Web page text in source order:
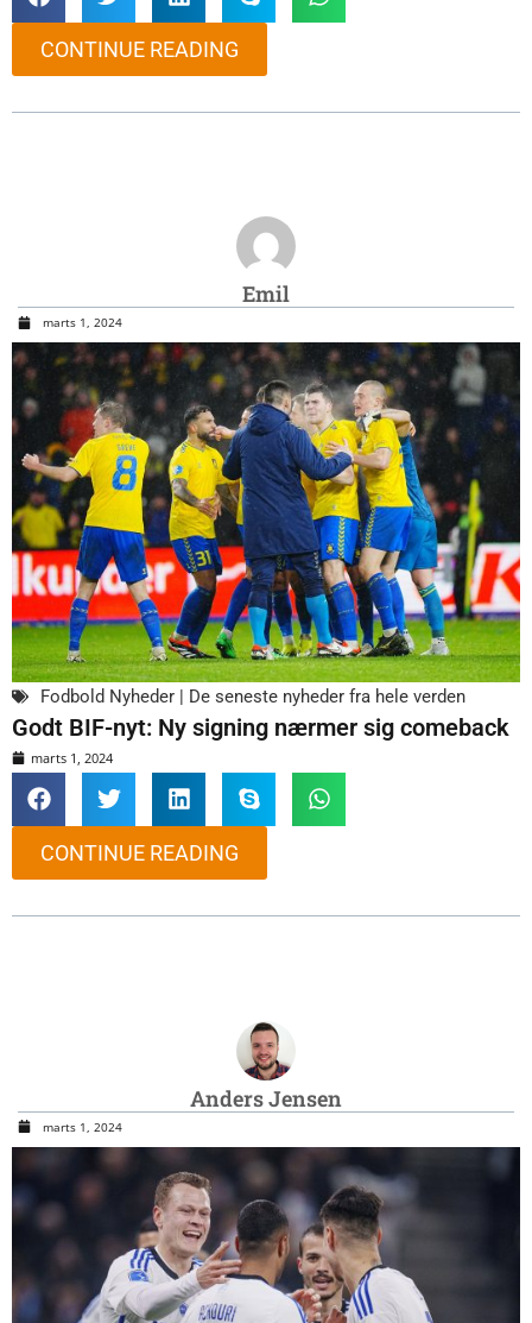
CONTINUE READING
Emil
marts 1, 2024
Fodbold Nyheder | De seneste nyheder fra hele verden
Godt BIF-nyt: Ny signing nærmer sig comeback
marts 1, 2024
CONTINUE READING
Anders Jensen
marts 1, 2024